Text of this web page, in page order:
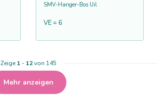
SMV-Hanger-Bos Uil
VE = 6
Zeige1- 12von 145
Mehr anzeigen